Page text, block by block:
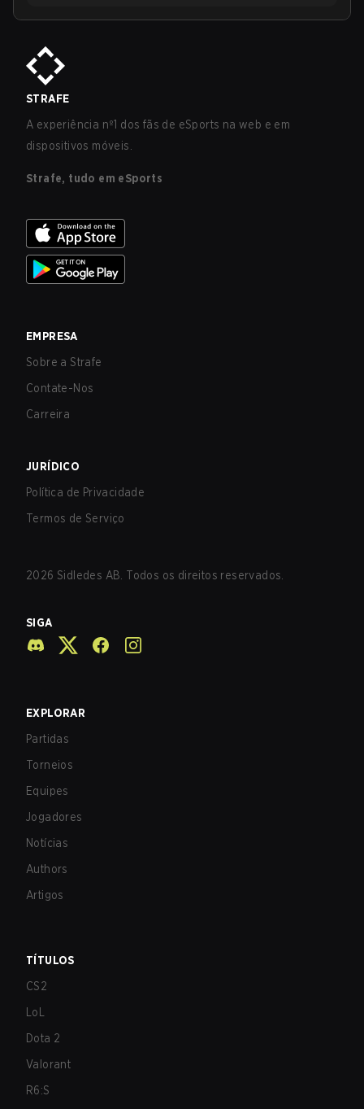
STRAFE
A experiência nº1 dos fãs de eSports na web e em
dispositivos móveis.
Strafe, tudo em eSports
EMPRESA
Sobre a Strafe
Contate-Nos
Carreira
JURÍDICO
Política de Privacidade
Termos de Serviço
2026 Sidledes AB. Todos os direitos reservados.
SIGA
EXPLORAR
Partidas
Torneios
Equipes
Jogadores
Notícias
Authors
Artigos
TÍTULOS
CS2
LoL
Dota 2
Valorant
R6:S